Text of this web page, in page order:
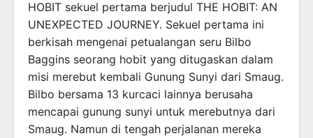
HOBIT sekuel pertama berjudul THE HOBIT: AN
UNEXPECTED JOURNEY. Sekuel pertama ini
berkisah mengenai petualangan seru Bilbo
Baggins seorang hobit yang ditugaskan dalam
misi merebut kembali Gunung Sunyi dari Smaug.
Bilbo bersama 13 kurcaci lainnya berusaha
mencapai gunung sunyi untuk merebutnya dari
Smaug. Namun di tengah perjalanan mereka